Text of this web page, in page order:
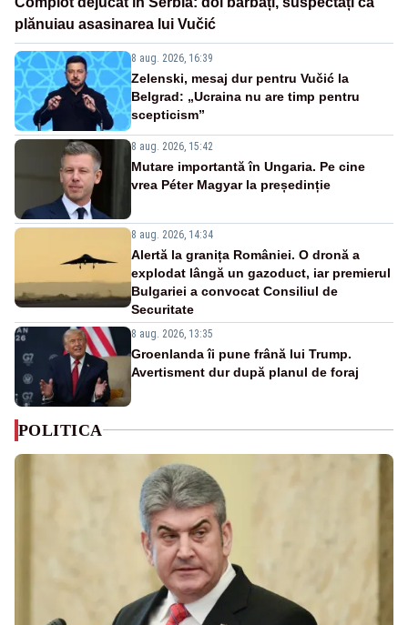
plănuiau asasinarea lui Vučić
8 aug. 2026, 16:39
Zelenski, mesaj dur pentru Vučić la
Belgrad: „Ucraina nu are timp pentru
scepticism”
8 aug. 2026, 15:42
Mutare importantă în Ungaria. Pe cine
vrea Péter Magyar la președinție
8 aug. 2026, 14:34
Alertă la granița României. O dronă a
explodat lângă un gazoduct, iar premierul
Bulgariei a convocat Consiliul de
Securitate
8 aug. 2026, 13:35
Groenlanda îi pune frână lui Trump.
Avertisment dur după planul de foraj
POLITICA